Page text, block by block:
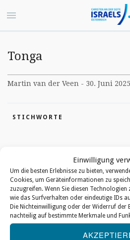
Einwilligung
Um die besten Erlebnisse zu bieten,
Cookies, um Geräteinformationen zu
zuzugreifen. Wenn Sie diesen
wie das Surfverhalten oder eindeutige IDs
Die Nichteinwilligung oder der Widerruf der
nachteilig auf bestimmte Merkmale und
Tonga
Martin van der Veen - 30. Juni 2025
STICHWORTE
Martin van